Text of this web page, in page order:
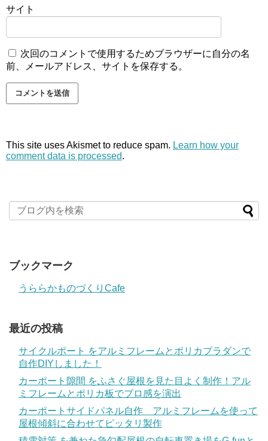
サイト
次回のコメントで使用するためブラウザーに自分の名
前、メールアドレス、サイトを保存する。
This site uses Akismet to reduce spam. Learn how your
comment data is processed.
ブックマーク
うららかものづくりCafe
最近の投稿
サイクルポート をアルミフレームとポリカプラダンで
自作DIYしました！
カーポート隙間 をふさぐ屋根を見た目よく制作！アル
ミフレームとポリカ板でプロ感を演出
カーポートサイドパネル自作 アルミフレームを使って
屋根傾斜に合わせてピッタリ製作